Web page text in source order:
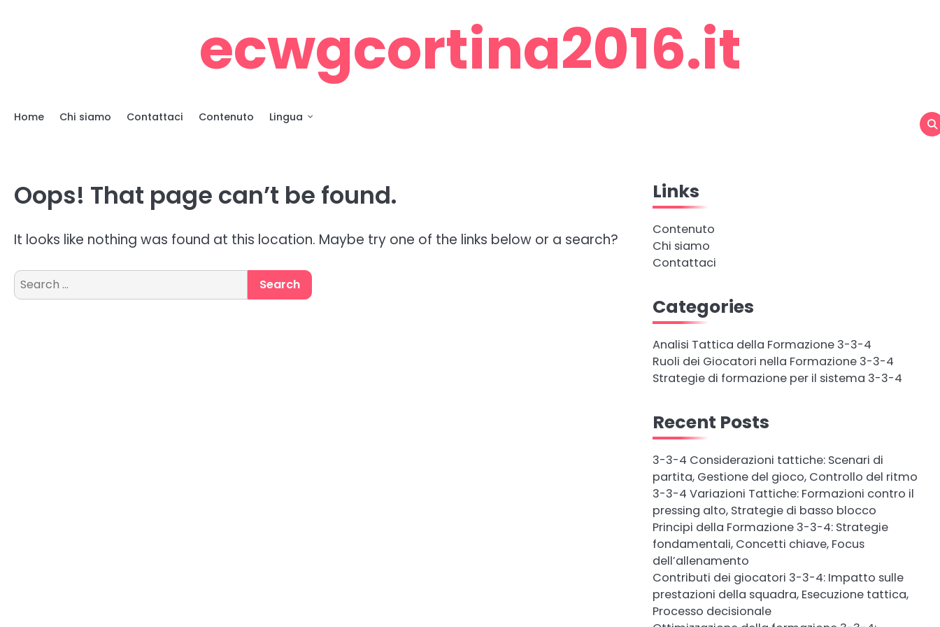
ecwgcortina2016.it
Home Chi siamo Contattaci Contenuto Lingua
Oops! That page can’t be found.
It looks like nothing was found at this location. Maybe try one of the links below or a search?
Search
for:
Links
Contenuto
Chi siamo
Contattaci
Categories
Analisi Tattica della Formazione 3-3-4
Ruoli dei Giocatori nella Formazione 3-3-4
Strategie di formazione per il sistema 3-3-4
Recent Posts
3-3-4 Considerazioni tattiche: Scenari di
partita, Gestione del gioco, Controllo del ritmo
3-3-4 Variazioni Tattiche: Formazioni contro il
pressing alto, Strategie di basso blocco
Principi della Formazione 3-3-4: Strategie
fondamentali, Concetti chiave, Focus
dell’allenamento
Contributi dei giocatori 3-3-4: Impatto sulle
prestazioni della squadra, Esecuzione tattica,
Processo decisionale